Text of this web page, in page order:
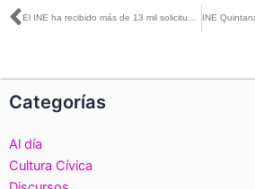
Ant El INE ha recibido más de 13 mil solicitudes de participación para la Observación Electoral
Categorías
Al día
Cultura Cívica